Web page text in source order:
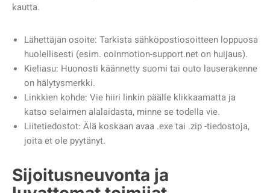
kautta.
Lähettäjän osoite: Tarkista sähköpostiosoitteen loppuosa
huolellisesti (esim. coinmotion-support.net on huijaus).
Kieliasu: Huonosti käännetty suomi tai outo lauserakenne
on hälytysmerkki.
Linkkien kohde: Vie hiiri linkin päälle klikkaamatta ja
katso selaimen alalaidasta, minne se todella vie.
Liitetiedostot: Älä koskaan avaa .exe tai .zip -tiedostoja,
joita et ole pyytänyt.
Sijoitusneuvonta ja